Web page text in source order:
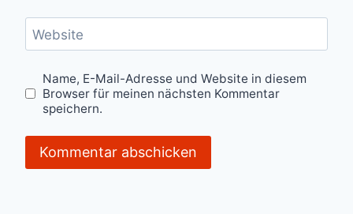
Website
Name, E-Mail-Adresse und Website in diesem
Browser für meinen nächsten Kommentar
speichern.